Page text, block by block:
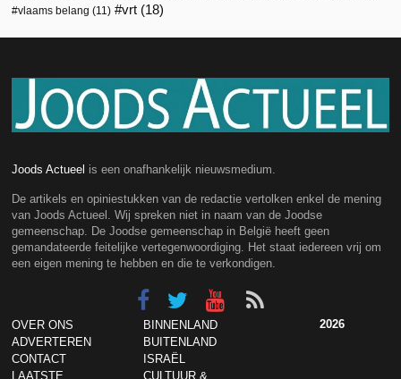
vlaams belang (11) vrt (18)
Joods Actueel is een onafhankelijk nieuwsmedium.
De artikels en opiniestukken van de redactie vertolken enkel de mening
van Joods Actueel. Wij spreken niet in naam van de Joodse
gemeenschap. De Joodse gemeenschap in België heeft geen
gemandateerde feitelijke vertegenwoordiging. Het staat iedereen vrij om
een eigen mening te hebben en die te verkondigen.
OVER ONS
ADVERTEREN
CONTACT
LAATSTE
BINNENLAND
BUITENLAND
ISRAËL
CULTUUR &
2026